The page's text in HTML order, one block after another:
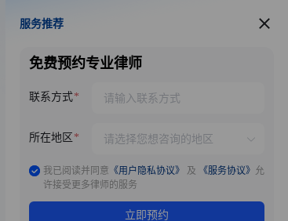
服务推荐
服务推荐
免费预约专业律师
联系方式
所在地区
我已阅读并同意 《用户隐私协议》 及 《服务协议》 允
许接受更多律师的服务
立即预约